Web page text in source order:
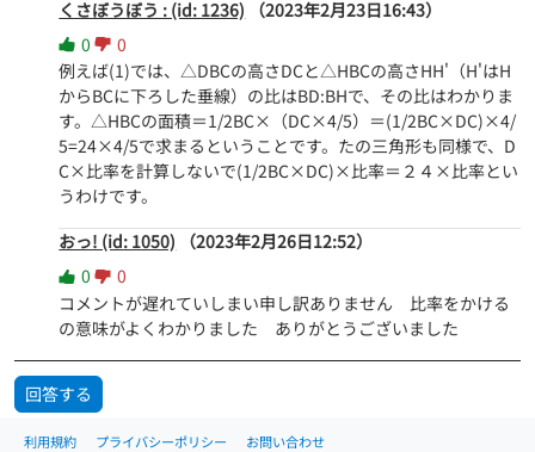
くさぼうぼう : (id: 1236)
（2023年2月23日16:43）
0
0
例えば(1)では、△DBCの高さDCと△HBCの高さHH'（H'はH
からBCに下ろした垂線）の比はBD:BHで、その比はわかりま
す。△HBCの面積＝1/2BC×（DC×4/5）＝(1/2BC×DC)×4/
5=24×4/5で求まるということです。たの三角形も同様で、D
C×比率を計算しないで(1/2BC×DC)×比率＝２４×比率とい
うわけです。
おっ! (id: 1050)
（2023年2月26日12:52）
0
0
コメントが遅れていしまい申し訳ありません　比率をかける
の意味がよくわかりました　ありがとうございました
回答する
利用規約 プライバシーポリシー お問い合わせ